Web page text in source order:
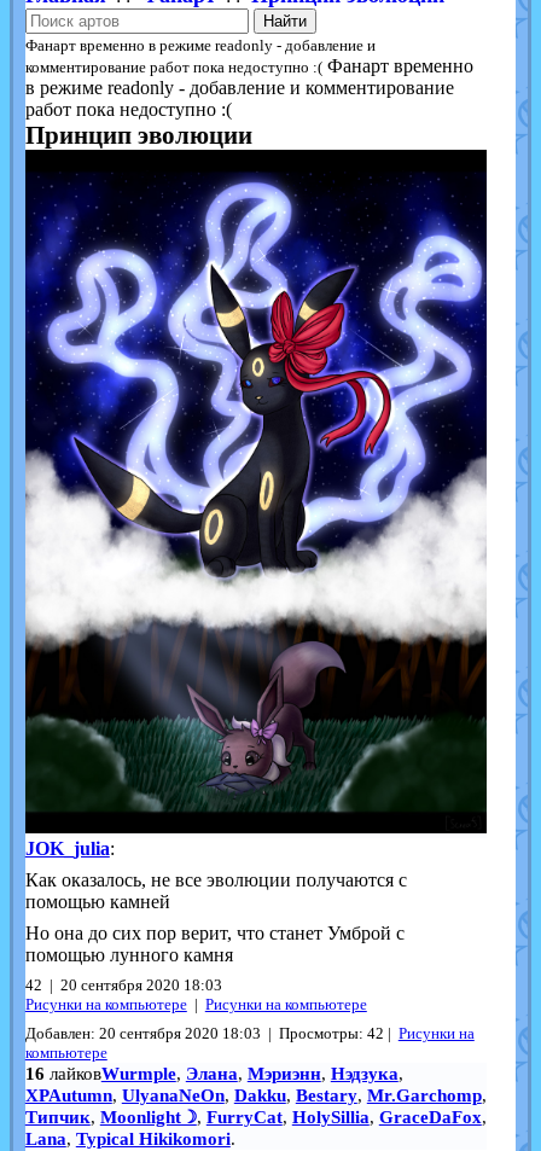
Найти
Фанарт временно в режиме readonly - добавление и
комментирование работ пока недоступно :( Фанарт временно
в режиме readonly - добавление и комментирование
работ пока недоступно :(
Принцип эволюции
JOK_julia:
Как оказалось, не все эволюции получаются с
помощью камней
Но она до сих пор верит, что станет Умброй с
помощью лунного камня
42 | 20 сентября 2020 18:03
Рисунки на компьютере | Рисунки на компьютере
Добавлен: 20 сентября 2020 18:03 | Просмотры: 42 | Рисунки на
компьютере
16 лайковWurmple, Элана, Мэриэнн, Нэдзука,
XPAutumn, UlyanaNeOn, Dakku, Bestary, Mr.Garchomp,
Типчик, Moonlight☽, FurryCat, HolySillia, GraceDaFox,
Lana, Typical Hikikomori.